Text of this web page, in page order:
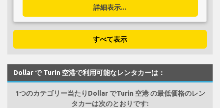
詳細表示...
すべて表示
Dollar で Turin 空港で利用可能なレンタカーは：
1つのカテゴリー当たりDollar でTurin 空港 の最低価格のレン
タカーは次のとおりです: